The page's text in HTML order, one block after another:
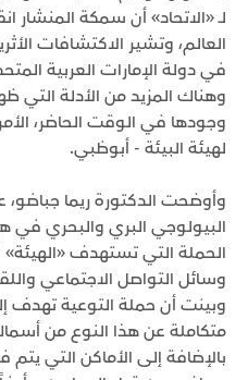
لـ «الاتحاد» أن سمكة المنشار
العالم، وتشير الاكتشافات
في دولة الإمارات العربية
وهناك المزيد من الأدلة
وجودها في الوقت الحاضر،
لهيئة البيئة - أبوظبي.
وأوضحت الدكتورة ريما
البيولوجي البري والبحري في
الحملة التي تستهدف «الهيئة»
وسائل التواصل الاجتماعي
وبينت أن حملة التوعية تهدف
متكاملة عن هذا النوع من
بالإضافة إلى الأماكن التي